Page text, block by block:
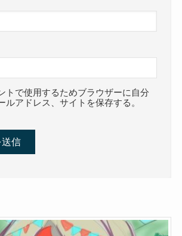
トで使用するためブラウザーに自分
ルアドレス、サイトを保存する。